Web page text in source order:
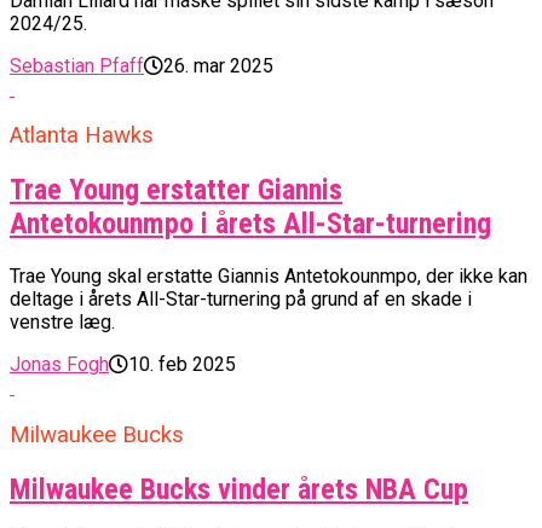
2024/25.
Sebastian Pfaff
26. mar 2025
Atlanta Hawks
Trae Young erstatter Giannis
Antetokounmpo i årets All-Star-turnering
Trae Young skal erstatte Giannis Antetokounmpo, der ikke kan
deltage i årets All-Star-turnering på grund af en skade i
venstre læg.
Jonas Fogh
10. feb 2025
Milwaukee Bucks
Milwaukee Bucks vinder årets NBA Cup